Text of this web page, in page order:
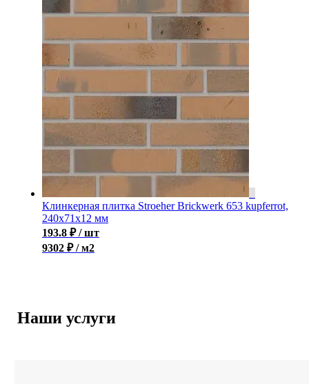
Клинкерная плитка Stroeher Brickwerk 653 kupferrot,
240x71x12 мм
193.8 ₽ / шт
9302 ₽ / м2
Наши услуги